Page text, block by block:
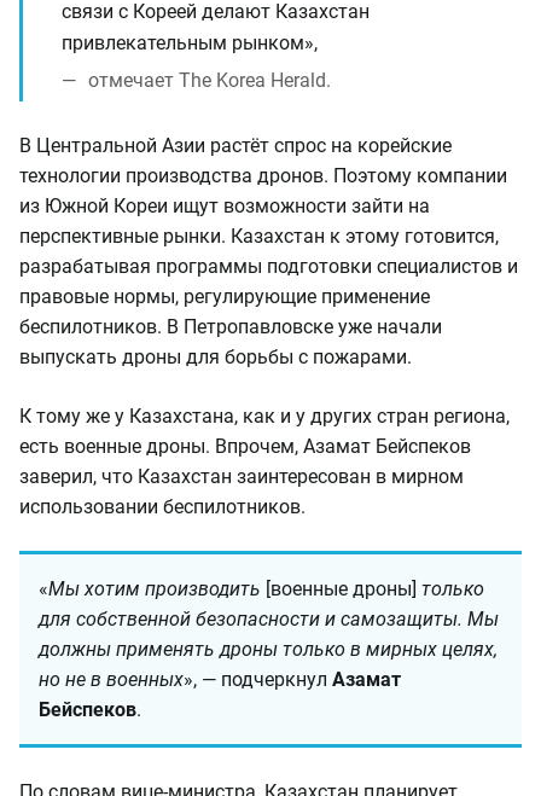
связи с Кореей делают Казахстан
привлекательным рынком»,
отмечает The Korea Herald.
В Центральной Азии растёт спрос на корейские
технологии производства дронов. Поэтому компании
из Южной Кореи ищут возможности зайти на
перспективные рынки. Казахстан к этому готовится,
разрабатывая программы подготовки специалистов и
правовые нормы, регулирующие применение
беспилотников. В Петропавловске уже начали
выпускать дроны для борьбы с пожарами.
К тому же у Казахстана, как и у других стран региона,
есть военные дроны. Впрочем, Азамат Бейспеков
заверил, что Казахстан заинтересован в мирном
использовании беспилотников.
«Мы хотим производить [военные дроны] только
для собственной безопасности и самозащиты. Мы
должны применять дроны только в мирных целях,
но не в военных», — подчеркнул Азамат
Бейспеков.